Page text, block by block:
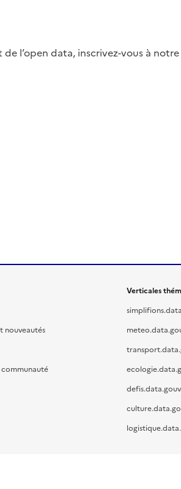
l’open data, inscrivez-vous à
nouveautés
communauté
Verticales